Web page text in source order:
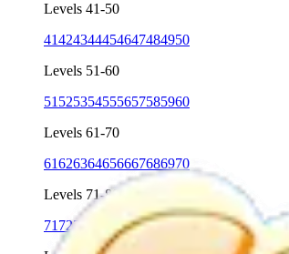
Levels 41-50
41424344454647484950
Levels 51-60
51 525354555657585960
Levels 61-70
61626364656667686970
Levels 71-80
71 7273 7576777879